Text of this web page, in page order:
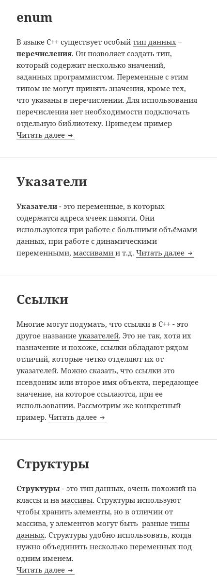
enum
В языке C++ существует особыйтип данных –
перечисления. Он позволяет создать тип,
который содержит несколько значений,
заданных программистом. Переменные с этим
типом не могут принять значения, кроме тех,
что указаны в перечислении. Для использования
перечисления нет необходимости подключать
отдельную библиотеку.Приведем пример
Читать далее enum
Указатели
Указатели - это переменные, в которых
содержатся адреса ячеек памяти. Они
используются при работе с большими объёмами
данных, при работе с динамическими
переменными,массивамии т.д.Читать далее
Ссылки
Многие могут подумать, что ссылки в C++ - это
другое названиеуказателей. Это не так, хотя их
назначение и похоже, ссылки обладают рядом
отличий, которые четко отделяют их от
указателей. Можно сказать, что ссылки это
псевдоним или второе имя объекта, передающее
значение, на которое ссылаются, при ее
использовании. Рассмотрим же конкретный
пример.Читать далее Ссылки
Структуры
Структуры - это тип данных, очень похожий на
классы и намассивы. Структуры используют
чтобы хранить элементы, но в отличии от
массива, у элементов могут быть разныетипы
данных. Структуры удобно использовать, когда
нужно объединить несколько переменных под
одним именем.
Читать далее Структуры